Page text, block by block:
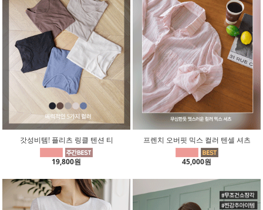
갓성비템! 플리츠 링클 텐션 티
19,800원
프렌치 오버핏 믹스 컬러 텐셀 셔츠
45,000원